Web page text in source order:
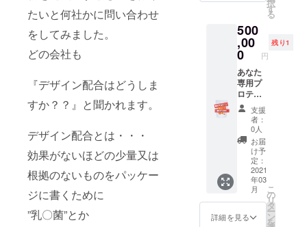
たいと何社かに問い合わせ
をしてみました。
どの会社も
『デザイン配合はどうしま
すか？？』と聞かれます。
デザイン配合とは・・・
効果がないほどの少量又は
根拠のないものをパッケー
ジに書くために
”乳〇菌”とか
駅 車 9
分 ◉ホー
ムペー
ジ
http://s
orairos
hinkyu.
com/
2021年
2月下旬
配送予
定とな
りま
す。
いるの
か導き
だしま
す。 ♦︎ダ
イエッ
ト＝食
事の量
と質を
整える
もの、
減量が
全てで
はない
目標設
定のや
り方。
ZOOM
にて60
100日
日１食
でひと
袋20日
分にな
りま
す。
シェイ
カー付
き。 ※
送料込
みの金
額で
す。 ♦︎鍼
灸メ
ディア
カルボ
ディケ
ア 複
択
す
る
500
,00
0 円
残り1
あなた
専用プ
ロテイ
ンを作
りま
す。 濃
い抹茶
味のソ
イプロ
テイン
や 甘み
を一切
入れな
い筋肉
支援
者：
0人
お届
け予
定：
2021
年03
月
詳細を見る
こ
の
リ
タ
ー
ン
を